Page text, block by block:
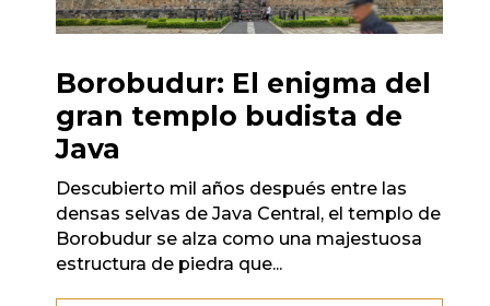
Borobudur: El enigma del
gran templo budista de
Java
Descubierto mil años después entre las
densas selvas de Java Central, el templo de
Borobudur se alza como una majestuosa
estructura de piedra que...